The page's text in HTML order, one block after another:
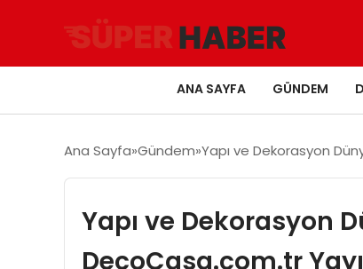
ANA SAYFA GÜNDEM
Ana Sayfa Gündem Yapı ve Dekorasyon
Yapı ve Dekorasyon
DecoCasa.com.tr